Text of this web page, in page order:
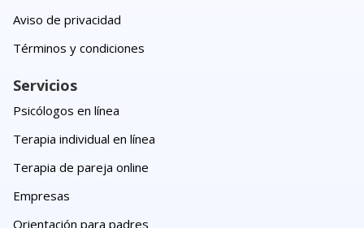
Aviso de privacidad
Términos y condiciones
Servicios
Psicólogos en línea
Terapia individual en línea
Terapia de pareja online
Empresas
Orientación para padres